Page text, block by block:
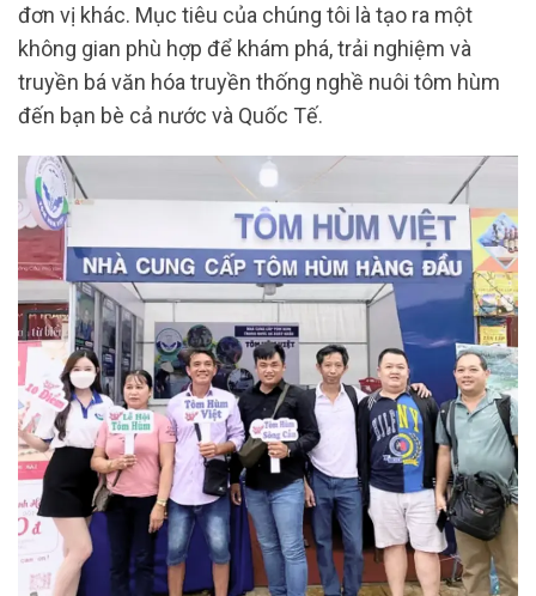
đơn vị khác. Mục tiêu của chúng tôi là tạo ra một
không gian phù hợp để khám phá, trải nghiệm và
truyền bá văn hóa truyền thống nghề nuôi tôm hùm
đến bạn bè cả nước và Quốc Tế.